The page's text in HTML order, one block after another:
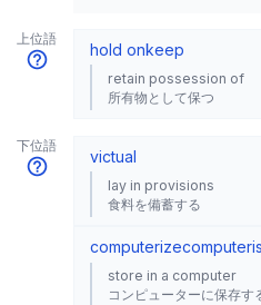
上位語
hold onkeep
retain possession of
所有物として保つ
下位語
victual
lay in provisions
食料を備蓄する
computerize
store in a computer
コンピューターに保存す